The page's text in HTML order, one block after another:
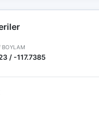
BOYLAM
/ -117.7385